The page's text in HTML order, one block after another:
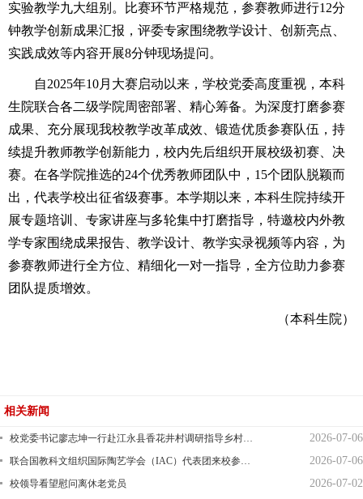
实验教学九大组别。比赛环节严格规范，参赛教师进行12分
钟教学创新成果汇报，评委专家围绕教学设计、创新亮点、
实践成效等内容开展8分钟现场提问。
自2025年10月大赛启动以来，学校党委高度重视，本科
生院联合各二级学院周密部署、精心筹备。为深度打磨参赛
成果、充分展现我校教学改革成效、锻造优质参赛队伍，持
续提升教师教学创新能力，校内先后组织开展校级初赛、决
赛。在各学院推选的24个优秀教师团队中，15个团队脱颖而
出，代表学校出征省级赛事。本学期以来，本科生院持续开
展专题培训、专家讲座与多轮集中打磨指导，特邀校内外教
学专家围绕成果报告、教学设计、教学实录视频等内容，为
参赛教师进行全方位、精细化一对一指导，全方位助力参赛
团队提质增效。
（本科生院）
相关新闻
2026-07-06
校党委书记廖志坤一行赴江永县香花井村调研指导乡村…
2026-07-06
联合国教科文组织国际陶艺学会（IAC）代表团来校参…
2026-07-02
校领导看望慰问离休老党员